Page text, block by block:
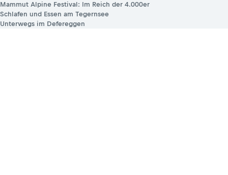
Mammut Alpine Festival: Im Reich der 4.000er
Schlafen und Essen am Tegernsee
Unterwegs im Defereggen